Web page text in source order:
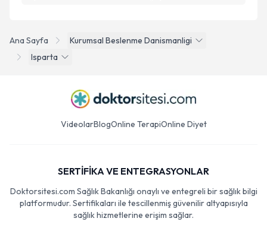
Ana Sayfa
Kurumsal Beslenme Danismanligi
Isparta
VideolarBlogOnline TerapiOnline Diyet
SERTİFİKA VE ENTEGRASYONLAR
Doktorsitesi.com Sağlık Bakanlığı onaylı ve entegreli bir sağlık bilgi
platformudur. Sertifikaları ile tescillenmiş güvenilir altyapısıyla
sağlık hizmetlerine erişim sağlar.